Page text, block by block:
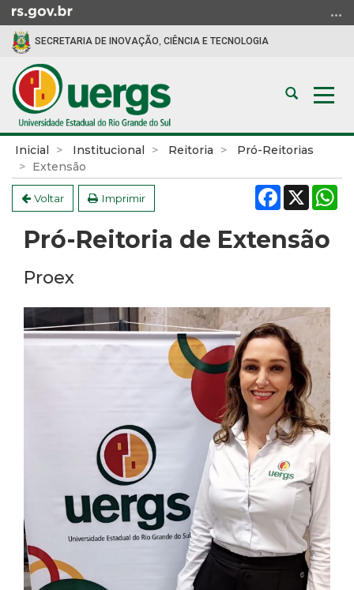
para
conteúdo
para
menu
para
busca
SECRETARIA DE INOVAÇÃO, CIÊNCIA E TECNOLOGIA
Abrir
busca
Início
conteúdo
Inicial Institucional Reitoria
Pró-Reitorias
Extensão
Voltar Imprimir Facebook
X
Pró-Reitoria de Extensão
Proex